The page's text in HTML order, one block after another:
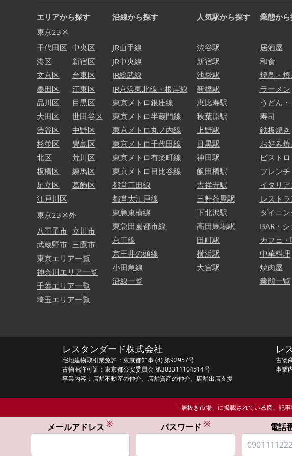
エリアから探す
東京23区
千代田区
港区
文京区
墨田区
品川区
大田区
渋谷区
杉並区
北区
板橋区
足立区
江戸川区
中央区
新宿区
台東区
江東区
目黒区
世田谷区
中野区
豊島区
荒川区
練馬区
葛飾区
東京23区外
八王子市
武蔵野市
立川市
三鷹市
東京エリア一覧
神奈川エリア一覧
千葉エリア一覧
埼玉エリア一覧
沿線から探す
JR山手線
JR中央線
JR総武線
JR京浜東北線・根岸線
東京メトロ銀座線
東京メトロ半蔵門線
東京メトロ丸ノ内線
東京メトロ千代田線
東京メトロ有楽町線
東京メトロ日比谷線
都営三田線
都営大江戸線
東急東横線
東急田園都市線
京王線
京王井の頭線
小田急線
沿線一覧
人気駅から探す
渋谷駅
新宿駅
池袋駅
新橋駅
恵比寿駅
秋葉原駅
上野駅
目黒駅
神田駅
飯田橋駅
吉祥寺駅
三軒茶屋駅
下北沢駅
高田馬場駅
田町駅
横浜駅
大宮駅
業態か
居酒屋
和食
焼鳥・
ラーメン
うどん
寿司
鉄板焼き
お好み焼
ビスト
フレンチ
イタリア
レストラ
ダイニ
BAR・
カフェ
中華料理
焼肉屋
業態一覧
レスタンダード株式会社
宅地建物取引業免許：東京都知事 (4) 第92957号
古物商許可証：東京都公安委員会 第303311104514号
事業内容：店舗不動産の仲介、店舗資産の仲介、店舗出店支援
レ
古物
事業
「居抜き市場」に掲載されている図、
メールアドレス ※ パスワード ※ 電話